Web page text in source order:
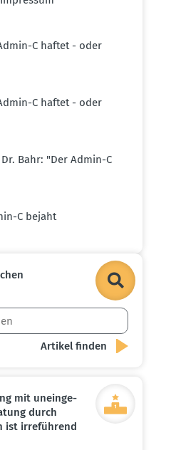
C haftet - oder
C haftet - oder
Bahr: "Der Admin-C
C bejaht
mit unein­ge­
durch
ist irreführend